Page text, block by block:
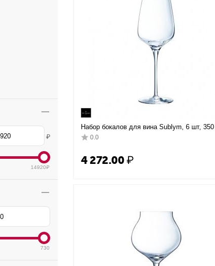
Набор бокалов для вина Sublym, 6 шт,
D80 мм, H230 мм, Chef&Sommelier
0.0
4 272.00₽
₽
14920₽
730